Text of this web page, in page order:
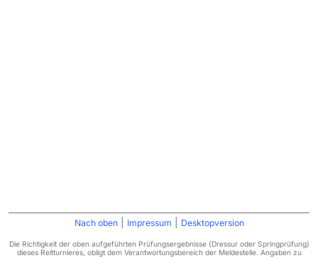
Nach oben Impressum Desktopversion
Die Richtigkeit der oben aufgeführten Prüfungsergebnisse (Dressur oder Springprüfung)
dieses Reitturnieres, obligt dem Verantwortungsbereich der Meldestelle. Angaben zu